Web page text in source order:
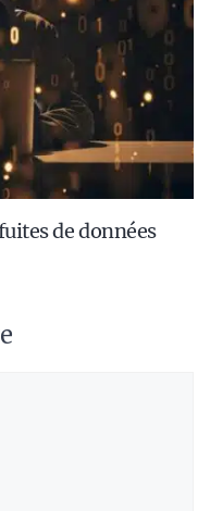
de données